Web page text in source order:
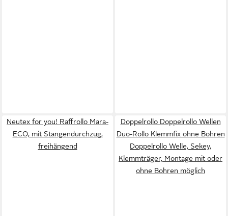
Neutex for you! Raffrollo Mara-
ECO, mit Stangendurchzug,
freihängend
Doppelrollo Doppelrollo Wellen
Duo-Rollo Klemmfix ohne Bohren
Doppelrollo Welle, Sekey,
Klemmträger, Montage mit oder
ohne Bohren möglich